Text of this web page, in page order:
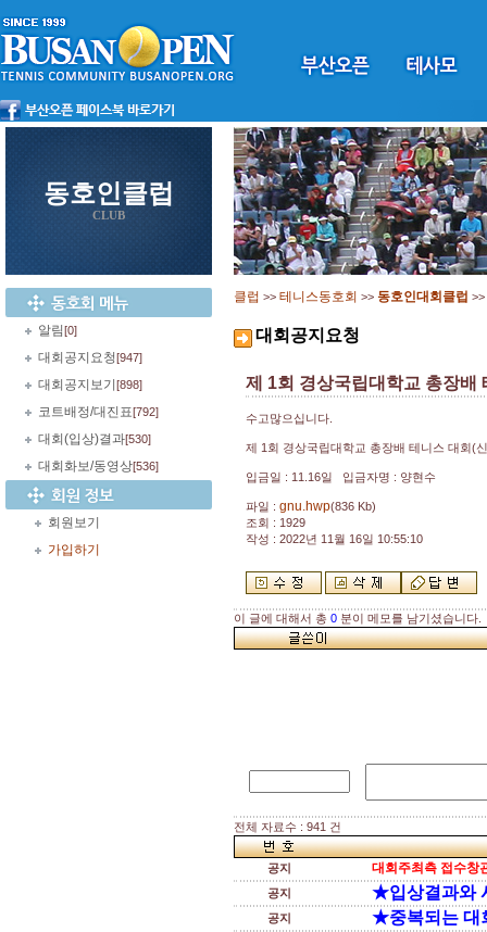
동호인클럽
CLUB
알림[0]
대회공지요청[947]
대회공지보기 [898]
코트배정/대진표[792]
대회(입상)결과[530]
대회화보/동영상[536]
회원보기
가입하기
클럽 >> 테니스동호회 >> 동호인대회클럽 >>
대회공지요청
제 1회 경상국립대학교 총장배
수고많으십니다.
제 1회 경상국립대학교 총장배 테니스 대회(
입금일 : 11.16일 입금자명 : 양현수
파일 : gnu.hwp(836 Kb)
조회 : 1929
작성 : 2022년 11월 16일 10:55:10
이 글에 대해서 총 0 분이 메모를 남기셨습니다.
전체 자료수 : 941 건
공지 대회주최측 접수창
공지 ★입상결과와
공지 ★중복되는 대